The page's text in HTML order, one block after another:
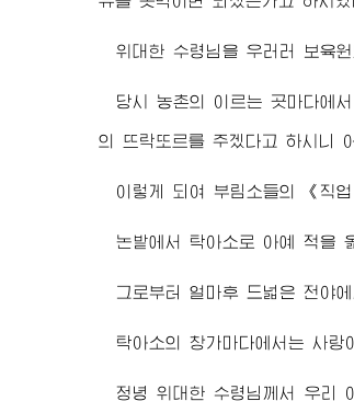
위대한 수령님 을 우러러 보육
당시 농촌의 이르는 곳마다에
의 뜨락또르를 주겠다고 하시니
이렇게 되여 부림소들의 《직
논밭에서 탁아소로 아예 적을
그로부터 얼마후 드넓은 전야
탁아소의 창가마다에서는 사
정녕위대한 수령님께서 우리